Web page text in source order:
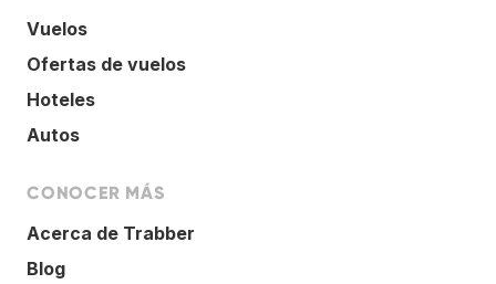
Vuelos
Ofertas de vuelos
Hoteles
Autos
CONOCER MÁS
Acerca de Trabber
Blog